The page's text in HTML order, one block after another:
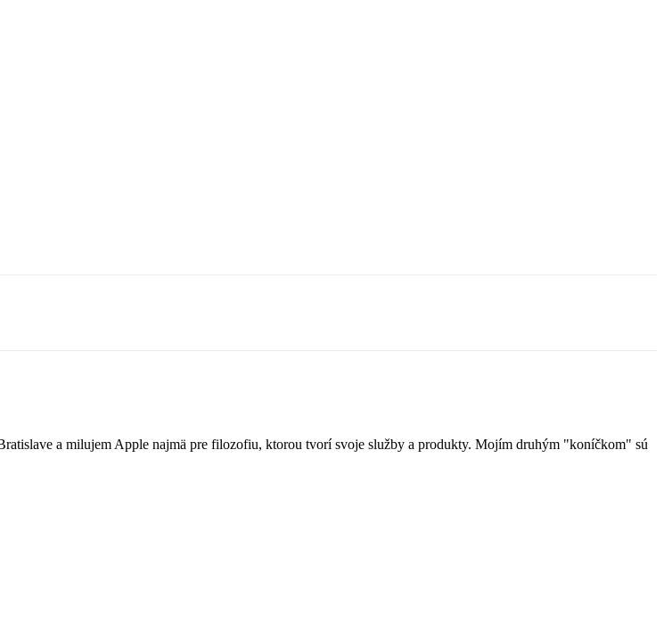
a milujem Apple najmä pre filozofiu, ktorou tvorí svoje služby a produkty. Mojím druhým "koníčkom" sú